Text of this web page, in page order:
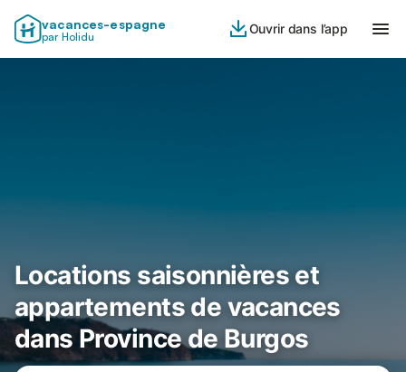
vacances-espagne
par Holidu
Ouvrir dans l’app
Locations saisonnières et
appartements de vacances
dans Province de Burgos